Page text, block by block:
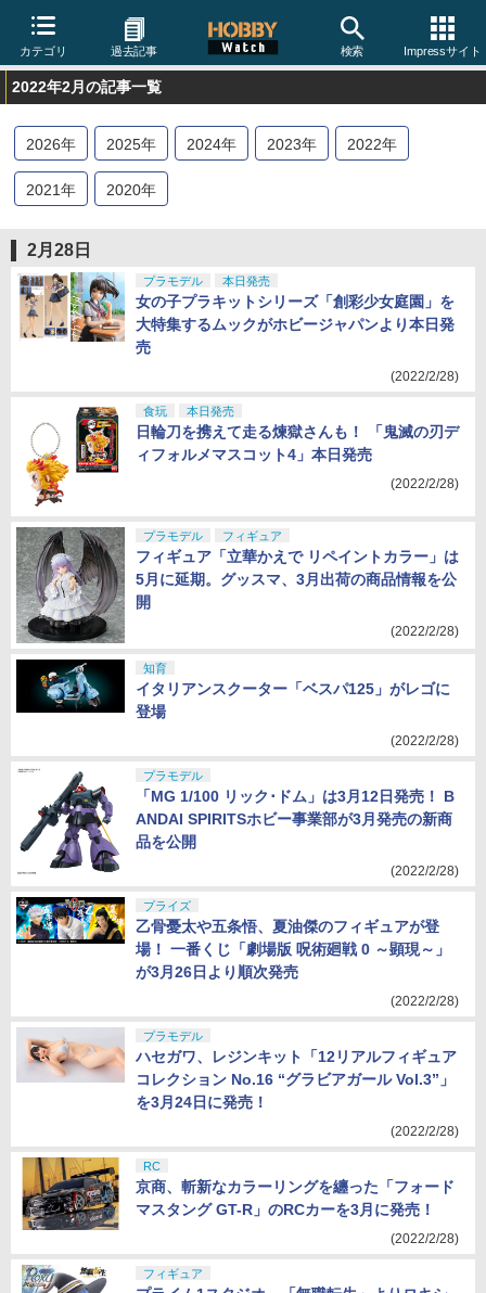
カテゴリ 過去記事 検索 Impressサイト
2022年2月の記事一覧
2026年 2025年 2024年 2023年 2022年
2021年 2020年
2月28日
プラモデル 本日発売
女の子プラキットシリーズ「創彩少女庭園」を
大特集するムックがホビージャパンより本日発
売
(2022/2/28)
食玩 本日発売
日輪刀を携えて走る煉獄さんも！ 「鬼滅の刃デ
ィフォルメマスコット4」本日発売
(2022/2/28)
プラモデル フィギュア
フィギュア「立華かえで リペイントカラー」は
5月に延期。グッスマ、3月出荷の商品情報を公
開
(2022/2/28)
知育
イタリアンスクーター「ベスパ125」がレゴに
登場
(2022/2/28)
プラモデル
「MG 1/100 リック･ドム」は3月12日発売！ B
ANDAI SPIRITSホビー事業部が3月発売の新商
品を公開
(2022/2/28)
プライズ
乙骨憂太や五条悟、夏油傑のフィギュアが登
場！ 一番くじ「劇場版 呪術廻戦 0 ～顕現～」
が3月26日より順次発売
(2022/2/28)
プラモデル
ハセガワ、レジンキット「12リアルフィギュア
コレクション No.16 “グラビアガール Vol.3”」
を3月24日に発売！
(2022/2/28)
RC
京商、斬新なカラーリングを纏った「フォード
マスタング GT-R」のRCカーを3月に発売！
(2022/2/28)
フィギュア